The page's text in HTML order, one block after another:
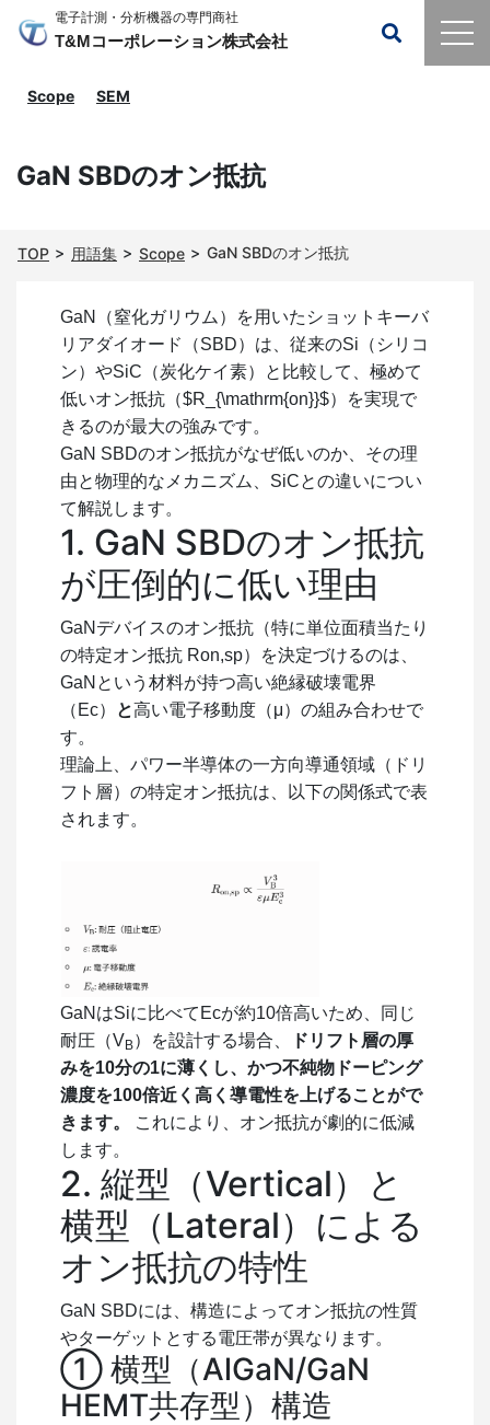
電子計測・分析機器の専門商社
T&Mコーポレーション株式会社
Scope SEM
GaN SBDのオン抵抗
TOP 用語集 Scope GaN SBDのオン抵抗
GaN（窒化ガリウム）を用いたショットキーバ
リアダイオード（SBD）は、従来のSi（シリコ
ン）やSiC（炭化ケイ素）と比較して、極めて
低いオン抵抗（$R_{\mathrm{on}}$）を実現で
きるのが最大の強みです。
GaN SBDのオン抵抗がなぜ低いのか、その理
由と物理的なメカニズム、SiCとの違いについ
て解説します。
1. GaN SBDのオン抵抗
が圧倒的に低い理由
GaNデバイスのオン抵抗（特に単位面積当たり
の特定オン抵抗 Ron,sp）を決定づけるのは、
GaNという材料が持つ高い絶縁破壊電界
（ Ec） と高い電子移動度（μ）の組み合わせで
す。
理論上、パワー半導体の一方向導通領域（ドリ
フト層）の特定オン抵抗は、以下の関係式で表
されます。
GaNはSiに比べてEcが約10倍高いため、同じ
耐圧（VB）を設計する場合、
ドリフト層の厚
みを10分の1に薄くし、かつ不純物ドーピング
濃度を100倍近く高く導電性を上げることがで
きます。
これにより、オン抵抗が劇的に低減
します。
2. 縦型（Vertical）と
横型（Lateral）による
オン抵抗の特性
GaN SBDには、構造によってオン抵抗の性質
やターゲットとする電圧帯が異なります。
① 横型（AlGaN/GaN
HEMT共存型）構造